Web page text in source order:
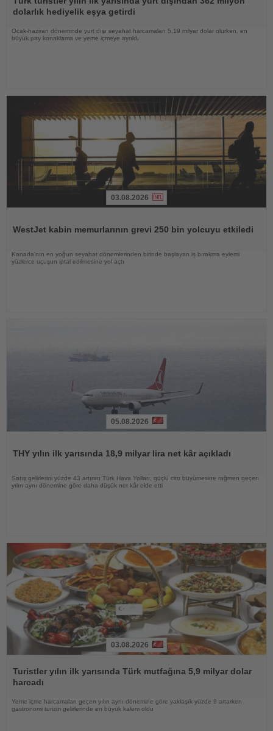
dolarlık hediyelik eşya getirdi
Ocak-haziran döneminde yurt dışı seyahat harcamaları 5,19 milyar dolar olurken, en
büyük pay konaklama ve yeme içmeye ayrıldı
03.08.2026
WestJet kabin memurlarının grevi 250 bin yolcuyu etkiledi
Kanada'nın en yoğun seyahat dönemlerinden birinde başlayan iş bırakma eylemi
yüzlerce uçuşun iptal edilmesine yol açtı
05.08.2026
THY yılın ilk yarısında 18,9 milyar lira net kâr açıkladı
Satış gelirlerini yüzde 43 artıran Türk Hava Yolları, güçlü ciro büyümesine rağmen geçen
yılın aynı dönemine göre daha düşük net kâr elde etti
Oku
03.08.2026
Turistler yılın ilk yarısında Türk mutfağına 5,9 milyar dolar
harcadı
Yeme içme harcamaları geçen yılın aynı dönemine göre yaklaşık yüzde 9 artarken
gastronomi turizm gelirlerinde en büyük kalem oldu